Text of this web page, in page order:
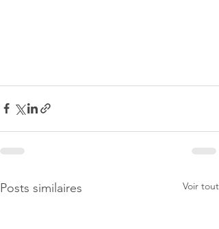
Posts similaires Voir tout